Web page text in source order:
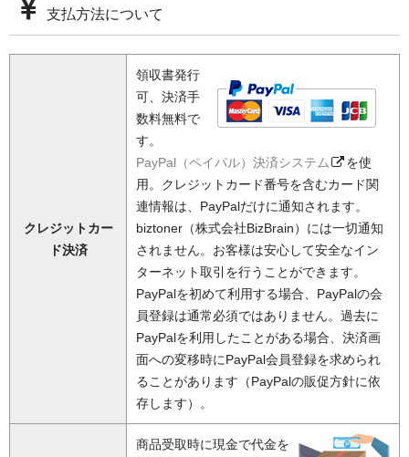
支払方法について
クレジットカー
ド決済
領収書発行
可、決済手
数料無料で
す。
PayPal（ペイパル）決済システム
を使
用。クレジットカード番号を含むカード関
連情報は、PayPalだけに通知されます。
biztoner（株式会社BizBrain）には一切通知
されません。お客様は安心して安全なイン
ターネット取引を行うことができます。
PayPalを初めて利用する場合、PayPalの会
員登録は通常必須ではありません。過去に
PayPalを利用したことがある場合、決済画
面への変移時にPayPal会員登録を求められ
ることがあります（PayPalの販促方針に依
存します）。
商品受取時に現金で代金を